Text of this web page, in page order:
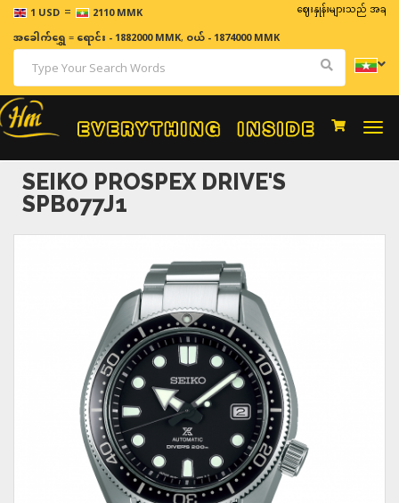
1 USD = 2110 MMK ဈေးနှုန်းများသည် အချိန်နှင့် အ
အခေါက်ရွှေ=ရောင်း - 1882000 MMK, ဝယ် - 1874000 MMK
SEIKO PROSPEX DRIVE'S
SPB077J1